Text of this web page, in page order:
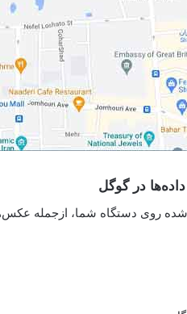
در گوگل
روی دستگاه شما، ازجمله